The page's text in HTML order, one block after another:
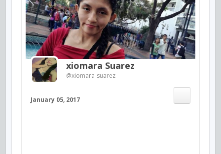
xiomara Suarez
@xiomara-suarez
January 05, 2017